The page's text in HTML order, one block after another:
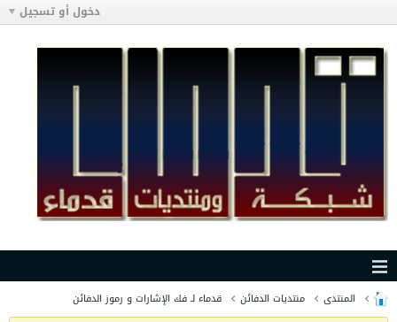
دخول أو تسجيل
المنتدى منتديات الدفائن قدماء لـ فك الإشارات و رموز الدفائن